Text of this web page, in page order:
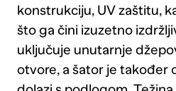
konstrukciju, UV zaštitu,
što ga čini izuzetno
uključuje unutarnje
otvore, a šator je također